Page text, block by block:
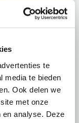
te
media te bieden
Ook delen we
met onze
analyse. Deze